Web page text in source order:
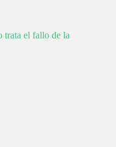
trata el fallo de la